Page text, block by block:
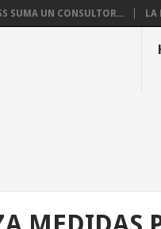
SUMA UN CONSULTOR... LA